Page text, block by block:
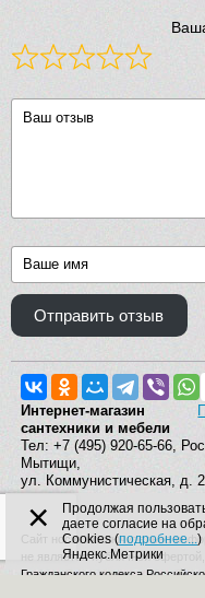
Отправить отзыв
Интернет-магазин
сантехники и мебели
Тел: +7 (495) 920-65-66,
Мытищи,
ул. Коммунистическая, д.
Сайт носит исключительно
не является публичной
Гражданского кодекса
×
Продолжая
даете согласие на
Cookies (подробнее...)
Яндекс.Метрики